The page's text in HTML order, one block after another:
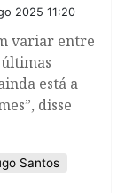
2025 11:20
variar entre
está a
disse
Santos